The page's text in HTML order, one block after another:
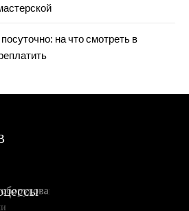
на что смотреть в